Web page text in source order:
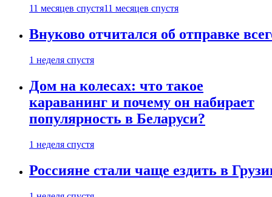
11 месяцев спустя11 месяцев спустя
Внуково отчитался об отправке
1 неделя спустя
Дом на колесах: что такое
караванинг и почему он набирает
популярность в Беларуси?
1 неделя спустя
Россияне стали чаще ездить в